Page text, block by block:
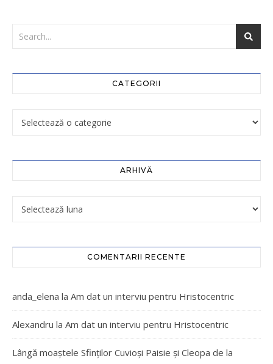
CATEGORII
ARHIVĂ
COMENTARII RECENTE
anda_elena la Am dat un interviu pentru Hristocentric
Alexandru la Am dat un interviu pentru Hristocentric
Lângă moaștele Sfinților Cuvioși Paisie și Cleopa de la